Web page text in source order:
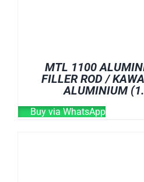
MTL 1100
FILLER ROD /
ALUMINIUM
Buy via WhatsApp